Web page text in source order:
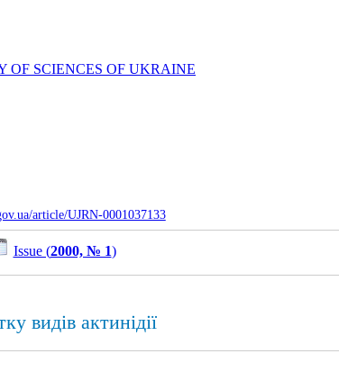
OF SCIENCES OF UKRAINE
article/UJRN-0001037133
Issue (2000, № 1)
видів актинідії